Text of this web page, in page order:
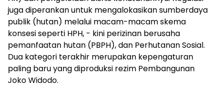
juga diperankan untuk mengalokasikan sumberdaya
publik (hutan) melalui macam-macam skema
konsesi seperti HPH, - kini perizinan berusaha
pemanfaatan hutan (PBPH), dan Perhutanan Sosial.
Dua kategori terakhir merupakan kepengaturan
paling baru yang diproduksi rezim Pembangunan
Joko Widodo.